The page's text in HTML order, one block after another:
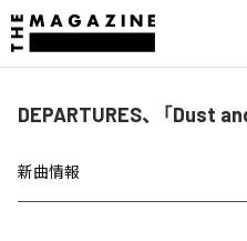
DEPARTURES、「Dust
新曲情報